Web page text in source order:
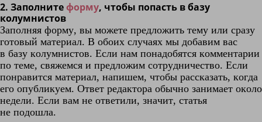
2. Заполнитеформу, чтобы попасть в базу
колумнистов
Заполняя форму, вы можете предложить тему или сразу
готовый материал. В обоих случаях мы добавим вас
в базу колумнистов. Если нам понадобятся комментарии
по теме, свяжемся и предложим сотрудничество. Если
понравится материал, напишем, чтобы рассказать, когда
его опубликуем. Ответ редактора обычно занимает около
недели. Если вам не ответили, значит, статья
не подошла.